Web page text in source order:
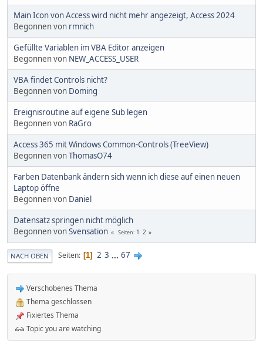
Main Icon von Access wird nicht mehr angezeigt, Access 2024
Begonnen von rmnich
Gefüllte Variablen im VBA Editor anzeigen
Begonnen von NEW_ACCESS_USER
VBA findet Controls nicht?
Begonnen von Doming
Ereignisroutine auf eigene Sub legen
Begonnen von RaGro
Access 365 mit Windows Common-Controls (TreeView)
Begonnen vonThomasO74
Farben Datenbank ändern sich wenn ich diese auf einen neuen
Laptop öffne
Begonnen von Daniel
Datensatz springen nicht möglich
Begonnen vonSvensation Seiten 1 2
NACH OBEN Seiten 1 2 3 ... 67
Verschobenes Thema
Thema geschlossen
Fixiertes Thema
Topic you are watching